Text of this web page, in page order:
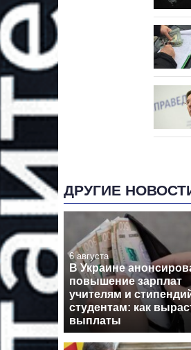
ДРУГИЕ
6 августа
В Украине
повышение зарплат
учителям и
студентам: как
выплаты